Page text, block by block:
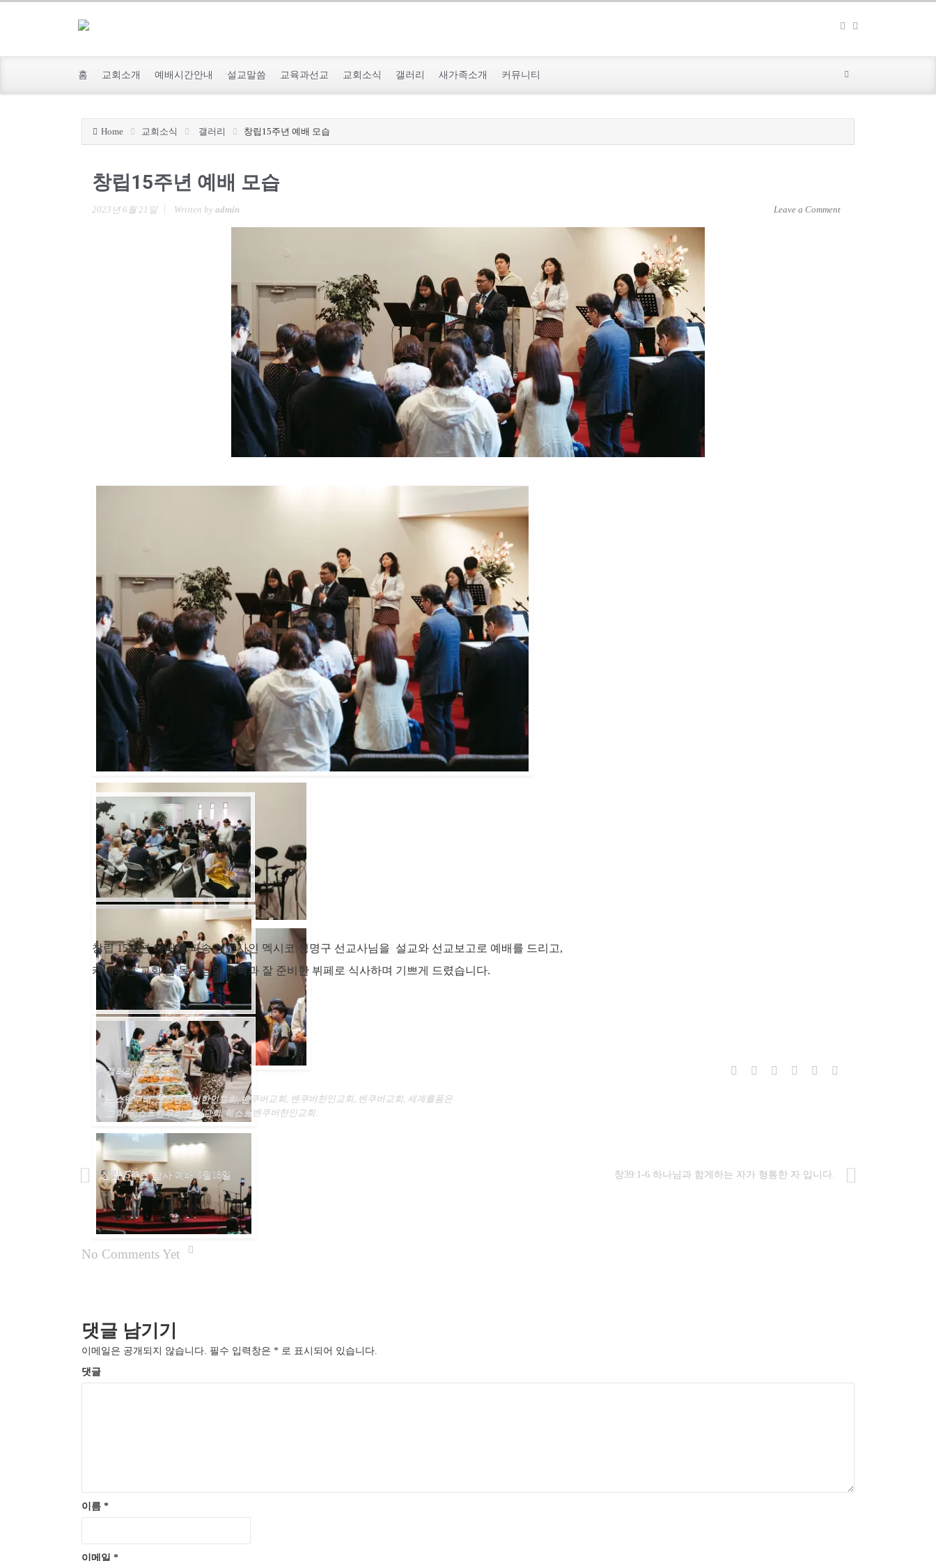
홈 교회소개 예배시간안내 설교말씀 교육과선교 교회소식 갤러리 새가족소개 커뮤니티
Home 교회소식 갤러리 창립15주년 예배 모습
창립15주년 예배 모습
2023년 6월 21일 Leave a Comment
Written by admin
창립 15주년 예배를 파송 선교사인 멕시코 성명구 선교사님을 설교와 선교보고로 예배를 드리고,
케네디언 교회 롭 목사님의 축복과 잘 준비한 뷔페로 식사하며 기쁘게 드렸습니다.
갤러리,교회소식
노스밴쿠버,노스밴쿠버한인교회 밴쿠버교회 밴쿠버한인교회 벤쿠버교회 세계를품은
교회,웨스트밴쿠버 한인교회,웨스트밴쿠버한인교회.
창립15주년 감사 예배 6월18일 창39:1-6 하나님과 함게하는 자가 형통한 자 입니다.
No Comments Yet
댓글 남기기
이메일은 공개되지 않습니다. 필수 입력창은 * 로 표시되어 있습니다.
댓글
이름 *
이메일 *